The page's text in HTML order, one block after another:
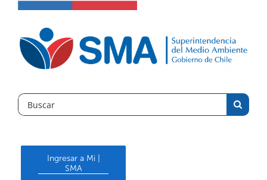
content
Search
for:
Ingresar a Mi |
SMA